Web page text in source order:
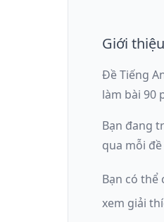
Giới
Đề Tiếng
làm bài 90
Bạn đang
qua mỗi
Bạn có
xem giải